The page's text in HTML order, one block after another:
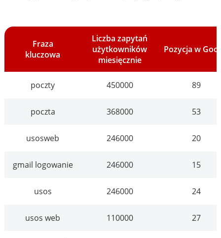
Fraza
kluczowa
Liczba zapytań
użytkowników
miesięcznie
Pozycja w
poczty 450000 89
poczta 368000 53
usosweb 246000 20
gmail logowanie 246000 15
usos 246000 24
usos web 110000 27